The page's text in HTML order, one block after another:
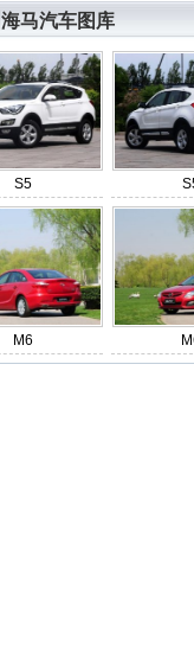
马汽车图库
S5
M6